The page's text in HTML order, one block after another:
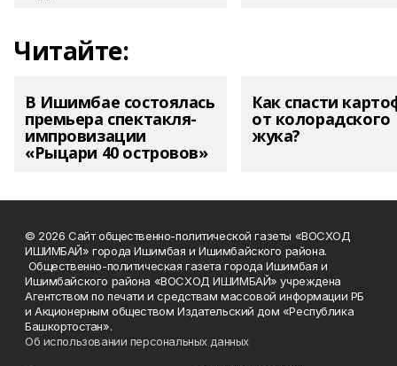
Читайте:
В Ишимбае состоялась
премьера спектакля-
импровизации
«Рыцари 40 островов»
Как спасти
от колорадского
жука?
© 2026 Сайт общественно-политической газеты «ВОСХОД
ИШИМБАЙ» города Ишимбая и Ишимбайского района.
Общественно-политическая газета города Ишимбая и
Ишимбайского района «ВОСХОД ИШИМБАЙ» учреждена
Агентством по печати и средствам массовой информации РБ
и Акционерным обществом Издательский дом «Республика
Башкортостан».
Об использовании персональных данных